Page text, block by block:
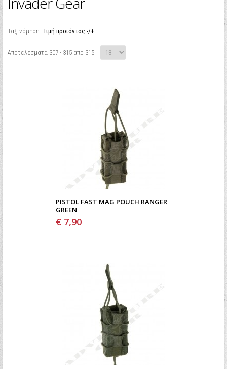
Ταξινόμηση: Τιμή προϊόντος -/+
Αποτελέσματα 307 - 315 από 315
PISTOL FAST MAG POUCH RANGER
GREEN
€ 7,90